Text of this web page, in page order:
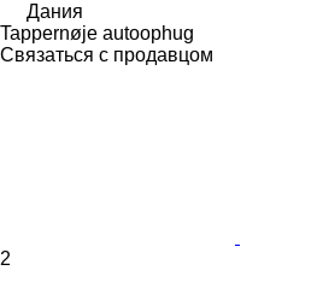
Дания
Tappernøje autoophug
Связаться с продавцом
2